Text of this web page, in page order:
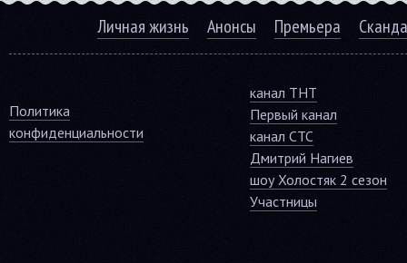
Личная жизнь Анонсы Премьера
Политика
конфиденциальности
канал ТНТ
Первый канал
канал СТС
Дмитрий Нагиев
шоу Холостяк 2 сезон
Участницы